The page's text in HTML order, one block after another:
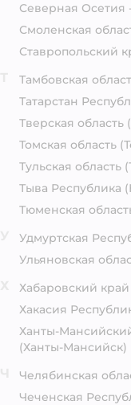
Северная Осетия
Смоленская
Ставропольский
Тамбовская
Татарстан
Тверская область
Томская область
Тульская область
Тыва Республика
Тюменская
Удмуртская
Ульяновская
Хабаровский край
Хакасия
Ханты-
(Ханты-Мансийск)
Челябинская
Чеченская